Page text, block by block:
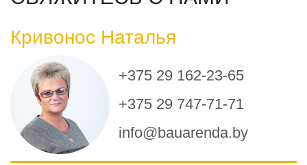
Кривонос Наталья
+375 29 162-23-65
+375 29 747-71-71
info@bauarenda.by